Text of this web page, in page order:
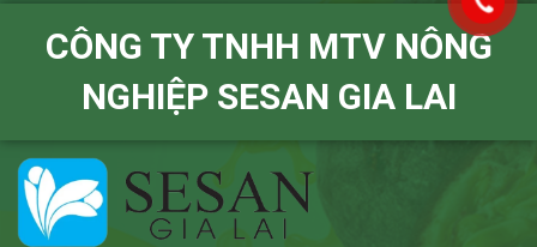
CÔNG TY TNHH MTV NÔNG
NGHIỆP SESAN GIA LAI